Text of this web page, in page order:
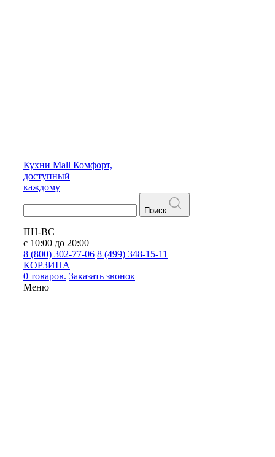
Кухни Mall Комфорт,
доступный
каждому
Поиск
ПН-ВС
с 10:00 до 20:00
8 (800) 302-77-06 8 (499) 348-15-11
КОРЗИНА
0 товаров. Заказать звонок
Меню